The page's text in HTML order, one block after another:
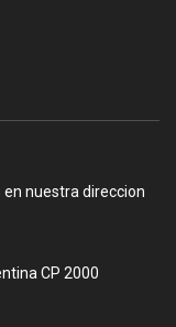
nuestra direccion
CP 2000